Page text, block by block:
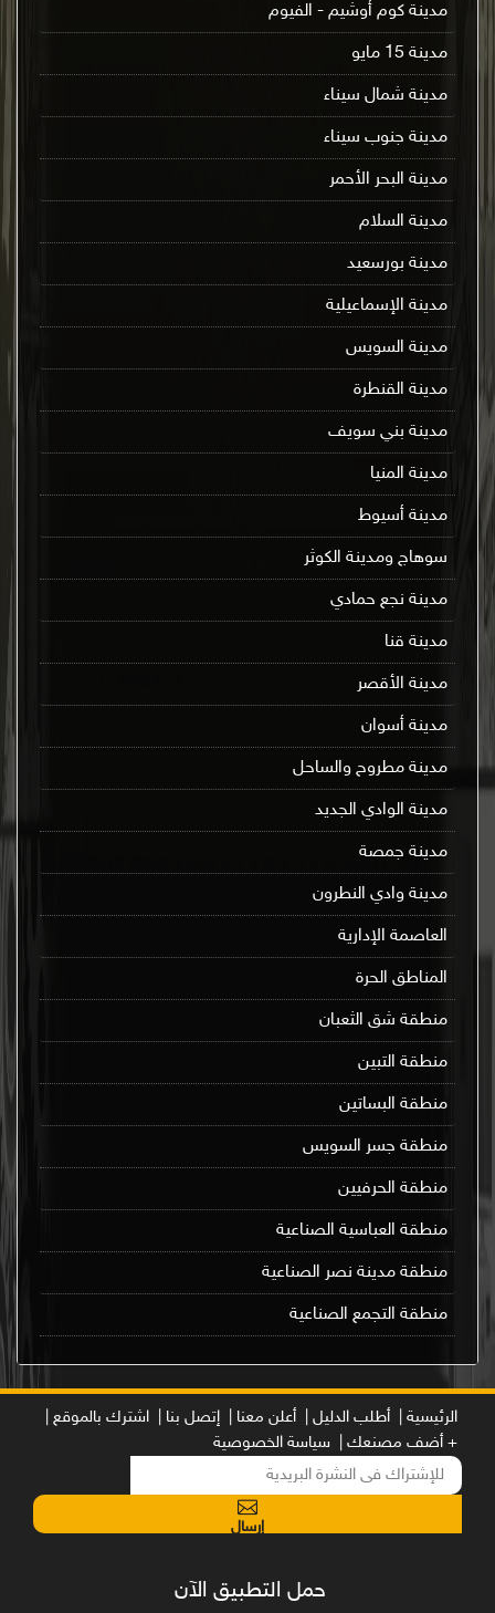
مدينة كوم أوشيم - الفيوم
مدينة 15 مايو
مدينة شمال سيناء
مدينة جنوب سيناء
مدينة البحر الأحمر
مدينة السلام
مدينة بورسعيد
مدينة الإسماعيلية
مدينة السويس
مدينة القنطرة
مدينة بني سويف
مدينة المنيا
مدينة أسيوط
سوهاج ومدينة الكوثر
مدينة نجع حمادي
مدينة قنا
مدينة الأقصر
مدينة أسوان
مدينة مطروح والساحل
مدينة الوادي الجديد
مدينة جمصة
مدينة وادي النطرون
العاصمة الإدارية
المناطق الحرة
منطقة شق الثعبان
منطقة التبين
منطقة البساتين
منطقة جسر السويس
منطقة الحرفيين
منطقة العباسية الصناعية
منطقة مدينة نصر الصناعية
منطقة التجمع الصناعية
الرئيسية | أطلب الدليل | أعلن معنا | إتصل بنا |
اشترك بالموقع |
+ أضف مصنعك |
سياسة الخصوصية
إرسال
حمل التطبيق الآن